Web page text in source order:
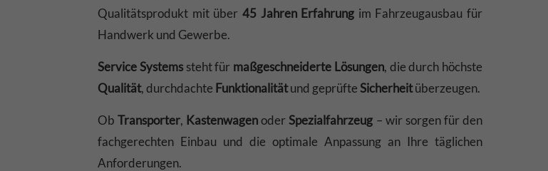
Qualitätsprodukt mit über 45 Jahren Erfahrung im Fahrzeugausbau für
Handwerk und Gewerbe.
Service Systemssteht für maßgeschneiderte Lösungen, die durch höchste
Qualität, durchdachte Funktionalitätund geprüfte Sicherheitüberzeugen.
ObTransporter, Kastenwagenoder Spezialfahrzeug – wir sorgen für den
fachgerechten Einbau und die optimale Anpassung an Ihre täglichen
Anforderungen.